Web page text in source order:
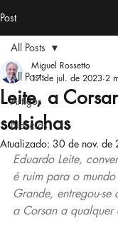
Post
All Posts
Artigos
Notícias
All Posts
Leite, a
salsichas
Miguel Rossetto
17 de jul. de 2023 2
Atualizado: 30 de nov. de
Eduardo Leite,
é ruim para o
Grande, entregou-
a Corsan a qualquer